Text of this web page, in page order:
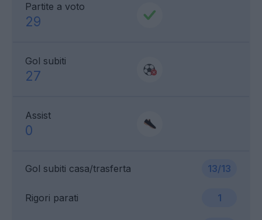
Partite a voto
29
Gol subiti
27
Assist
0
Gol subiti casa/trasferta 13/13
Rigori parati 1